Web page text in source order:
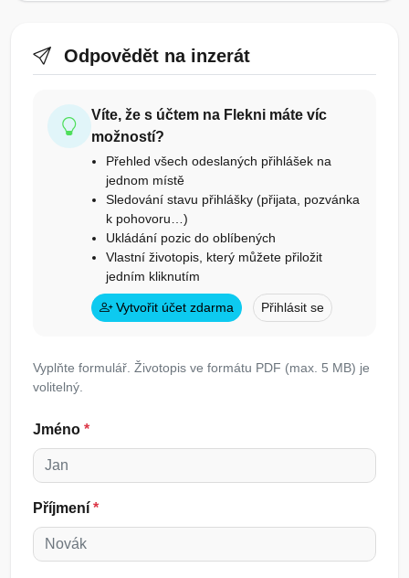
Odpovědět na inzerát
Víte, že s účtem na Flekni máte víc
možností?
Přehled všech odeslaných přihlášek na
jednom místě
Sledování stavu přihlášky (přijata, pozvánka
k pohovoru…)
Ukládání pozic do oblíbených
Vlastní životopis, který můžete přiložit
jedním kliknutím
Vytvořit účet zdarma Přihlásit se
Vyplňte formulář. Životopis ve formátu PDF (max. 5 MB) je
volitelný.
Jméno *
Příjmení *